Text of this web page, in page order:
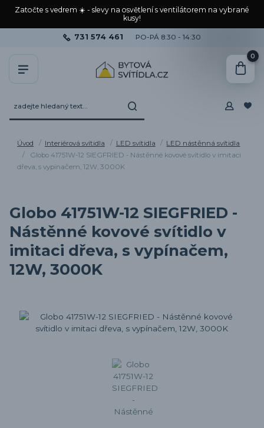
Zatočte s vedrem ☀️ - slevy na osvětlení s ventilátorem na vybrané
kusy!
731 574 461 PO-PÁ 8:30 - 14:30
0
Úvod Interiérová svítidla LED svítidla
LED nástěnná svítidla
Globo 41751W-12 SIEGFRIED - Nástěnné kovové svítidlo v imitaci
dřeva, s vypínačem, 12W, 3000K
Globo 41751W-12 SIEGFRIED -
Nástěnné kovové svítidlo v
imitaci dřeva, s vypínačem,
12W, 3000K